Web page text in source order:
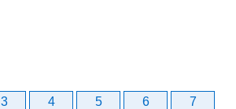
3 4 5 6
7